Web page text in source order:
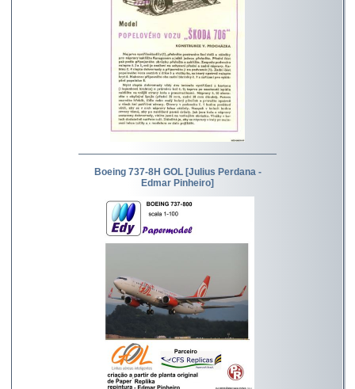
Boeing 737-8H GOL [Julius Perdana -
Edmar Pinheiro]